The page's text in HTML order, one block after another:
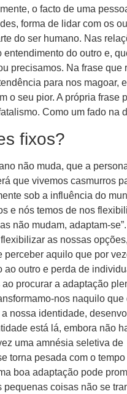
o facto de uma
forma de lidar com os
do ser humano. Nas
do outro e,
precisamos. Na frase que
para nos magoar,
o seu pior. A própria frase
Como um fado na
fixos?
não muda, que a
que vivemos casmurros
sob a influência do
e nós temos de nos
não mudam, adaptam-
as nossas
perceber aquilo que por
ao outro e perda de
procurar a adaptação
nos naquilo que
nossa identidade,
está lá, embora não
uma amnésia seletiva de
torna pesada com o
boa adaptação pode
coisas não se